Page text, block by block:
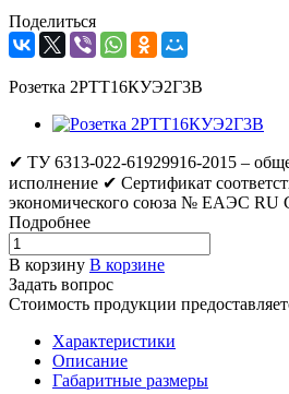
Поделиться
Розетка 2РТТ16КУЭ2Г3В
✔ ТУ 6313-022-61929916-2015 –
исполнение ✔ Сертификат
экономического союза № ЕАЭС RU
Подробнее
В корзину В корзине
Задать вопрос
Стоимость продукции
Характеристики
Описание
Габаритные размеры